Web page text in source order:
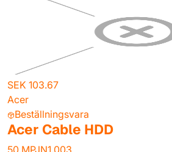
SEK 103.67
Acer
Beställningsvara
Acer Cable HDD